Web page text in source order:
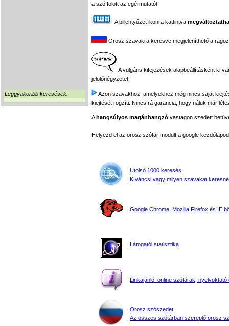
Leggyakoribb keresések:
a szó fölött az egérmutatót!
A billentyűzet ikonra kattintva
Orosz szavakra keresve megjeleníthető a
A vulgáris kifejezések alapbeállításként ki
jelölőnégyzetet.
Azon szavakhoz, amelyekhez még nincs saját
kiejtését rögzíti. Nincs rá garancia, hogy náluk már
Ahangsúlyos magánhangzó vastagon szedett
Helyezd el az orosz szótár modult a google
Utolsó 1000 keresés
Kíváncsi vagy milyen szavakat
Google Chrome, Mozilla Firefox és IE
Látogatói statisztika
Linkajánló: online szótárak, nyelvoktató
Orosz szószedet
Az összes szótárban szereplő orosz